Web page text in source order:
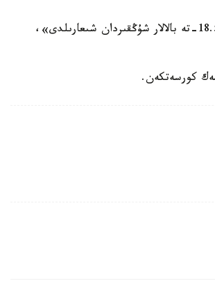
الماتى وبلىسى ت ج د 3 قىزمەتكەرى مەن تەحنيكاسى كۇشىمەن ساعات 18.54-تە بالالار شۇڭقىردان شىعارىلدى»،
كورسەتكەن.